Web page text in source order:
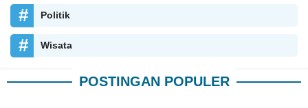
Politik
Wisata
POSTINGAN POPULER